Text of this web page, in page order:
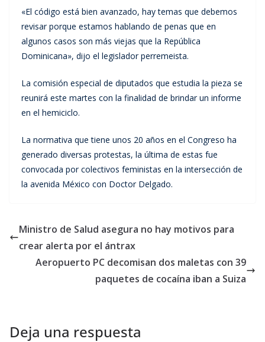
«El código está bien avanzado, hay temas que debemos
revisar porque estamos hablando de penas que en
algunos casos son más viejas que la República
Dominicana», dijo el legislador perremeista.
La comisión especial de diputados que estudia la pieza se
reunirá este martes con la finalidad de brindar un informe
en el hemiciclo.
La normativa que tiene unos 20 años en el Congreso ha
generado diversas protestas, la última de estas fue
convocada por colectivos feministas en la intersección de
la avenida México con Doctor Delgado.
Ministro de Salud asegura no hay motivos para
crear alerta por el ántrax
Aeropuerto PC decomisan dos maletas con 39
paquetes de cocaína iban a Suiza
Deja una respuesta